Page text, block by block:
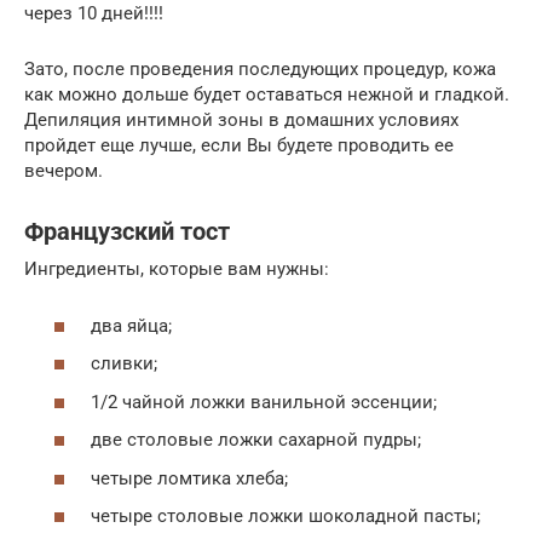
через 10 дней!!!!
Зато, после проведения последующих процедур, кожа
как можно дольше будет оставаться нежной и гладкой.
Депиляция интимной зоны в домашних условиях
пройдет еще лучше, если Вы будете проводить ее
вечером.
Французский тост
Ингредиенты, которые вам нужны:
два яйца;
сливки;
1/2 чайной ложки ванильной эссенции;
две столовые ложки сахарной пудры;
четыре ломтика хлеба;
четыре столовые ложки шоколадной пасты;